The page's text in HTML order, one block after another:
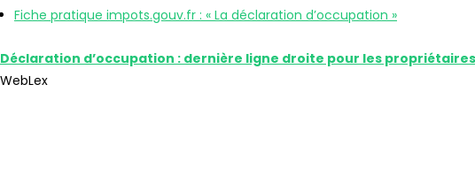
Fiche pratique impots.gouv.fr : « La déclaration d’occupation »
Déclaration d’occupation : dernière ligne droite pour les
WebLex